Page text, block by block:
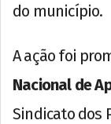
do município.
A ação foi
Nacional de
Sindicato dos